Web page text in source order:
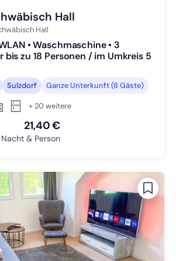
Hall
Hall
• Waschmaschine • 3
bis zu 18 Personen / im Umkreis 5
Sulzdorf Ganze Unterkunft (8 Gäste)
+ 20 weitere
21,40 €
& Person